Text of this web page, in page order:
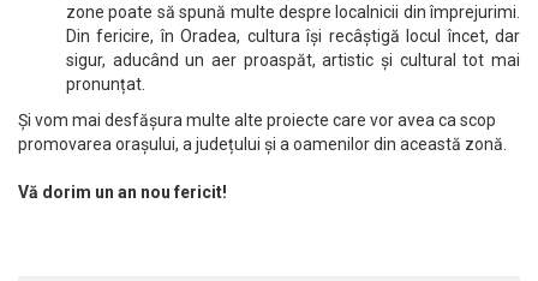
zone poate să spună multe despre localnicii din împrejurimi.
Din fericire, în Oradea, cultura își recâștigă locul încet, dar
sigur, aducând un aer proaspăt, artistic și cultural tot mai
pronunțat.
Și vom mai desfășura multe alte proiecte care vor avea ca scop
promovarea orașului, a județului și a oamenilor din această zonă.
Vă dorim un an nou fericit!